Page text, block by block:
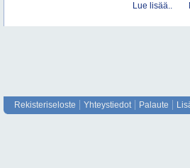
Lue lisää..
Rekisteriseloste Yhteystiedot Palaute